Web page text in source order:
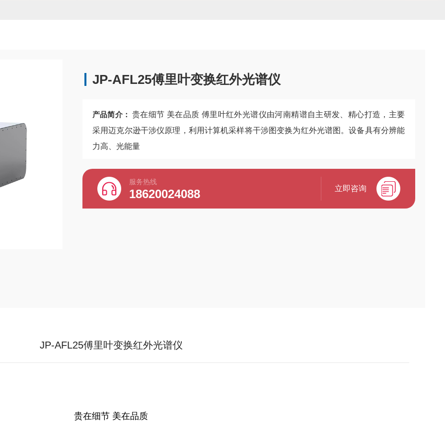
JP-AFL25傅里叶变换红外光谱仪
产品简介： 贵在细节 美在品质 傅里叶红外光谱仪由河南精谱自主研发、精心打造，主要
采用迈克尔逊干涉仪原理，利用计算机采样将干涉图变换为红外光谱图。设备具有分辨能
力高、光能量
服务热线
18620024088 立即咨询
JP-AFL25傅里叶变换红外光谱仪
贵在细节 美在品质